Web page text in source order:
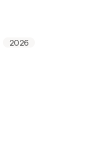
2026